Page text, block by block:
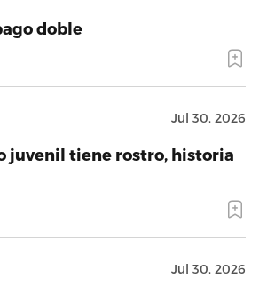
doble
Jul 30, 2026
juvenil tiene rostro, historia
Jul 30, 2026